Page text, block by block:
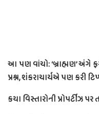
આ પણ વાંચો: ‘બ્રાહ્મણ’ અંગે
પ્રશ્ન, શંકરાચાર્યએ પણ કરી
કયા વિસ્તારોની પ્રોપર્ટીઝ